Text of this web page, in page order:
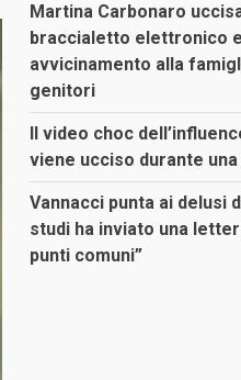
Martina Carbonaro
braccialetto elettronico
avvicinamento alla
genitori
Il video choc
viene ucciso durante
Vannacci punta ai delusi
studi ha inviato una
punti comuni”